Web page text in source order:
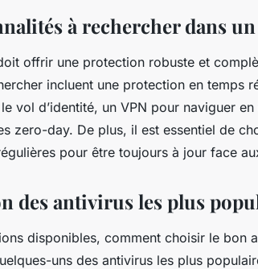
à rechercher dans
offrir une protection robuste et
incluent une protection en temps
vol d’identité, un VPN pour naviguer
zero-day. De plus, il est essentiel de
pour être toujours à jour face
des antivirus les plus
disponibles, comment choisir le bon
uns des antivirus les plus